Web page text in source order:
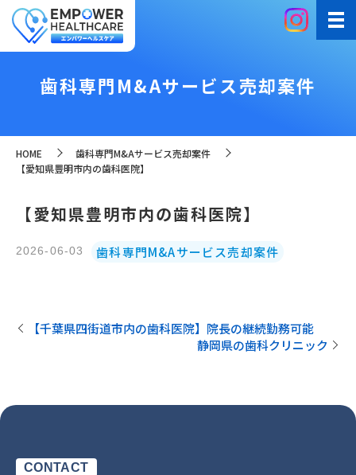
歯科専門M&Aサービス売却案件
HOME
歯科専門M&Aサービス売却案件
【愛知県豊明市内の歯科医院】
【愛知県豊明市内の歯科医院】
2026-06-03 歯科専門M&Aサービス売却案件
【千葉県四街道市内の歯科医院】院長の継続勤務可能
静岡県の歯科クリニック
CONTACT